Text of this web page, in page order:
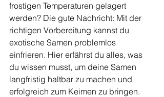
frostigen Temperaturen gelagert
werden? Die gute Nachricht: Mit der
richtigen Vorbereitung kannst du
exotische Samen problemlos
einfrieren. Hier erfährst du alles, was
du wissen musst, um deine Samen
langfristig haltbar zu machen und
erfolgreich zum Keimen zu bringen.